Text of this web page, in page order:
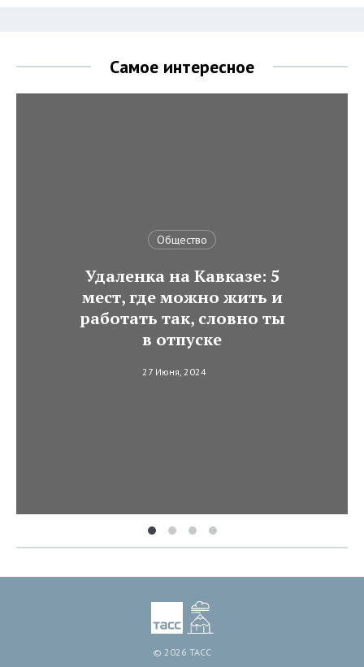
Самое интересное
Общество
Удаленка на Кавказе: 5
мест, где можно жить и
работать так, словно ты
в отпуске
27 Июня, 2024
© 2026 ТАСС